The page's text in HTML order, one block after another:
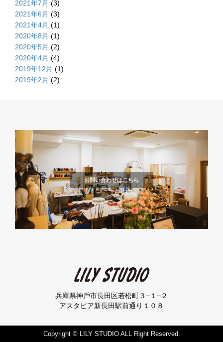
2021年7月 (3)
2021年6月 (3)
2021年4月 (1)
2020年8月 (1)
2020年5月 (2)
2020年4月 (4)
2019年12月 (1)
2019年2月 (2)
お問い合わせはこちら
兵庫県神⼾市⻑⽥区若松町３−１−２
アスタピア新⻑⽥駅前通り１０８
Copyright © LILY STUDIO ALL Right Reserved.